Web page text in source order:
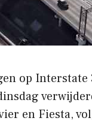
op Interstate
en Fiesta,